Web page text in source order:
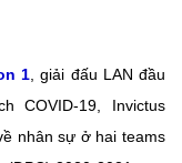
1 , giải đấu LAN đầu
COVID-19, Invictus
nhân sự ở hai teams